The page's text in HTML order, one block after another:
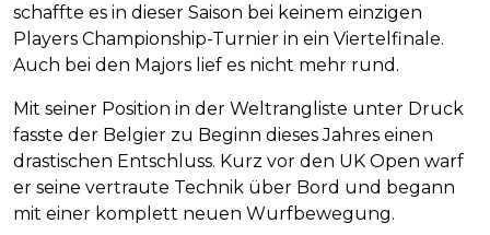
schaffte es in dieser Saison bei keinem einzigen
Players Championship-Turnier in ein Viertelfinale.
Auch bei den Majors lief es nicht mehr rund.
Mit seiner Position in der Weltrangliste unter Druck
fasste der Belgier zu Beginn dieses Jahres einen
drastischen Entschluss. Kurz vor den UK Open warf
er seine vertraute Technik über Bord und begann
mit einer komplett neuen Wurfbewegung.